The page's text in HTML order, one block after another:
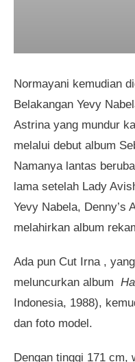
Normayani kemudian
Belakangan Yevy
Astrina yang mundur
melalui debut album
Namanya lantas
lama setelah Lady
Yevy Nabela, Denny’s
melahirkan album
Ada pun Cut Irna ,
meluncurkan album
Indonesia, 1988),
dan foto model.
Dengan tinggi 171 cm,